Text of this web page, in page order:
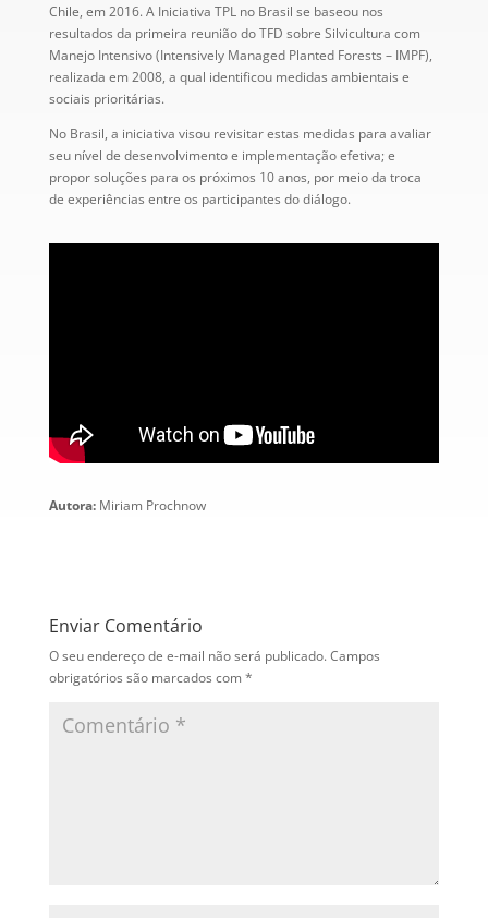
Chile, em 2016. A Iniciativa TPL no Brasil se baseou nos
resultados da primeira reunião do TFD sobre Silvicultura com
Manejo Intensivo (Intensively Managed Planted Forests – IMPF),
realizada em 2008, a qual identificou medidas ambientais e
sociais prioritárias.
No Brasil, a iniciativa visou revisitar estas medidas para avaliar
seu nível de desenvolvimento e implementação efetiva; e
propor soluções para os próximos 10 anos, por meio da troca
de experiências entre os participantes do diálogo.
Autora:Miriam Prochnow
Enviar Comentário
O seu endereço de e-mail não será publicado.Campos
obrigatórios são marcados com *